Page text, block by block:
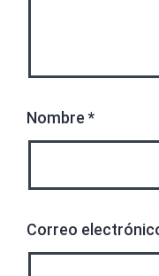
Nombre *
Correo